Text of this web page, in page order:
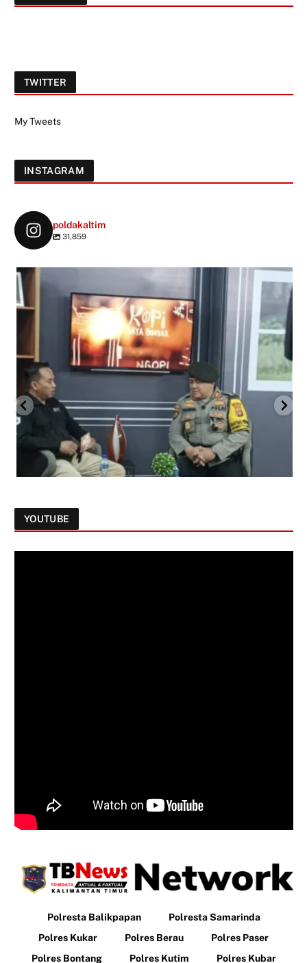
TWITTER
My Tweets
INSTAGRAM
poldakaltim
31,859
YOUTUBE
Polresta Balikpapan
Polresta Samarinda
Polres Kukar
Polres Berau
Polres Paser
Polres Bontang
Polres Kutim Polres Kubar